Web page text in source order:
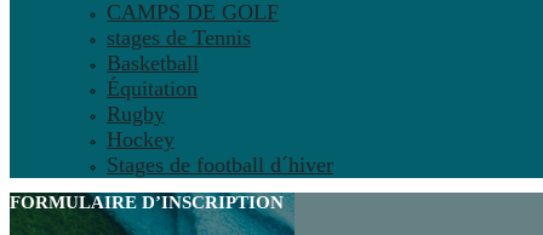
CAMPS DE GOLF
stages de Tennis
Basketball
Équitation
Rugby
Hockey
Stages de football d´hiver
FORMULAIRE D’INSCRIPTION